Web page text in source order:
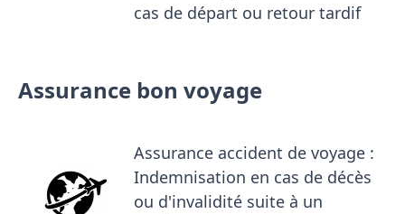
cas de départ ou retour tardif
Assurance bon voyage
Assurance accident de voyage :
Indemnisation en cas de décès
ou d'invalidité suite à un